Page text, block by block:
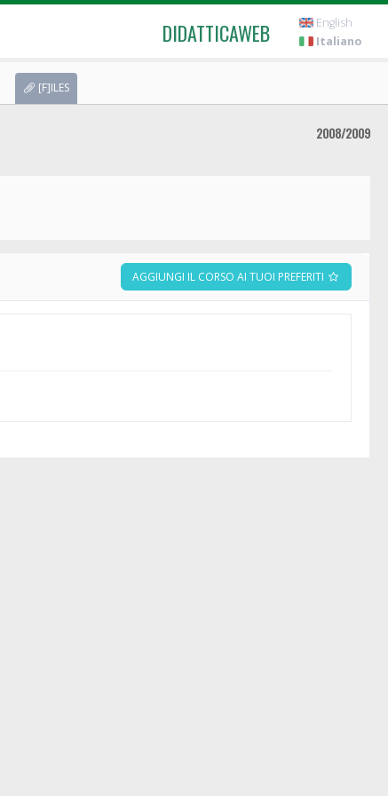
DIDATTICAWEB
English
Italiano
[F]ILES
2008/2009
AGGIUNGI IL CORSO AI TUOI PREFERITI